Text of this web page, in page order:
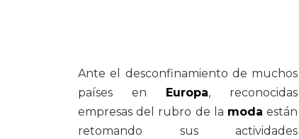
Ante el desconfinamiento de muchos
países en Europa, reconocidas
empresas del rubro de la moda están
retomando sus actividades
He leído y acepto la